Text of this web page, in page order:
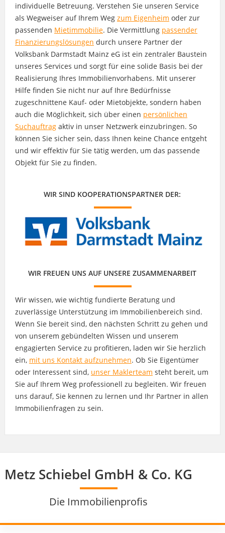
individuelle Betreuung. Verstehen Sie unseren Service
als Wegweiser auf Ihrem Weg zum Eigenheim oder zur
passenden Mietimmobilie. Die Vermittlung passender
Finanzierungslösungen durch unsere Partner der
Volksbank Darmstadt Mainz eG ist ein zentraler Baustein
unseres Services und sorgt für eine solide Basis bei der
Realisierung Ihres Immobilienvorhabens. Mit unserer
Hilfe finden Sie nicht nur auf Ihre Bedürfnisse
zugeschnittene Kauf- oder Mietobjekte, sondern haben
auch die Möglichkeit, sich über einen persönlichen
Suchauftragaktiv in unser Netzwerk einzubringen. So
können Sie sicher sein, dass Ihnen keine Chance entgeht
und wir effektiv für Sie tätig werden, um das passende
Objekt für Sie zu finden.
WIR SIND KOOPERATIONSPARTNER DER:
WIR FREUEN UNS AUF UNSERE ZUSAMMENARBEIT
Wir wissen, wie wichtig fundierte Beratung und
zuverlässige Unterstützung im Immobilienbereich sind.
Wenn Sie bereit sind, den nächsten Schritt zu gehen und
von unserem gebündelten Wissen und unserem
engagierten Service zu profitieren, laden wir Sie herzlich
ein, mit uns Kontakt aufzunehmen. Ob Sie Eigentümer
oder Interessent sind, unser Maklerteam steht bereit, um
Sie auf Ihrem Weg professionell zu begleiten. Wir freuen
uns darauf, Sie kennen zu lernen und Ihr Partner in allen
Immobilienfragen zu sein.
Metz Schiebel GmbH & Co. KG
Die Immobilienprofis